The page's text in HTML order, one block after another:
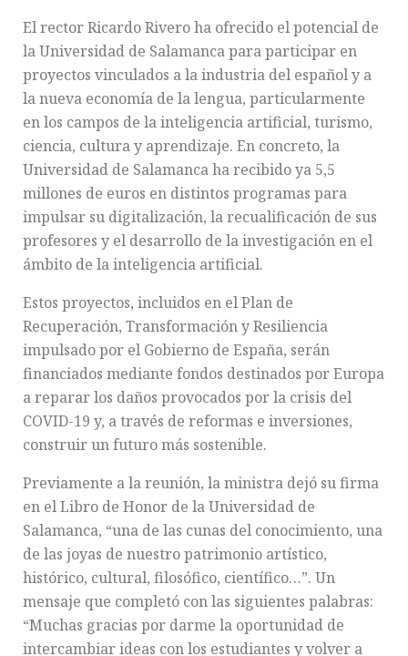
El rector Ricardo Rivero ha ofrecido el potencial de
la Universidad de Salamanca para participar en
proyectos vinculados a la industria del español y a
la nueva economía de la lengua, particularmente
en los campos de la inteligencia artificial, turismo,
ciencia, cultura y aprendizaje. En concreto, la
Universidad de Salamanca ha recibido ya 5,5
millones de euros en distintos programas para
impulsar su digitalización, la recualificación de sus
profesores y el desarrollo de la investigación en el
ámbito de la inteligencia artificial.
Estos proyectos, incluidos en el Plan de
Recuperación, Transformación y Resiliencia
impulsado por el Gobierno de España, serán
financiados mediante fondos destinados por Europa
a reparar los daños provocados por la crisis del
COVID-19 y, a través de reformas e inversiones,
construir un futuro más sostenible.
Previamente a la reunión, la ministra dejó su firma
en el Libro de Honor de la Universidad de
Salamanca, “una de las cunas del conocimiento, una
de las joyas de nuestro patrimonio artístico,
histórico, cultural, filosófico, científico…”. Un
mensaje que completó con las siguientes palabras:
“Muchas gracias por darme la oportunidad de
intercambiar ideas con los estudiantes y volver a